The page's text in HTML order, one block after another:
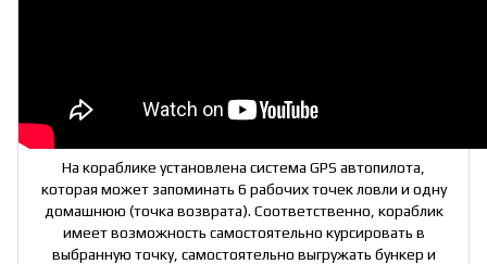
На кораблике установлена система GPS автопилота,
которая может запоминать 6 рабочих точек ловли и одну
домашнюю (точка возврата). Соответственно, кораблик
имеет возможность самостоятельно курсировать в
выбранную точку, самостоятельно выгружать бункер и